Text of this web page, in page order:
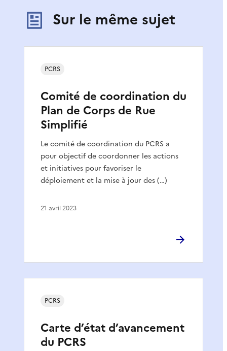
Sur le même sujet
Comité de coordination du
Plan de Corps de Rue
Simplifié
Le comité de coordination du PCRS a
pour objectif de coordonner les actions
et initiatives pour favoriser le
déploiement et la mise à jour des (…)
PCRS
21 avril 2023
Carte d’état d’avancement
du PCRS
PCRS